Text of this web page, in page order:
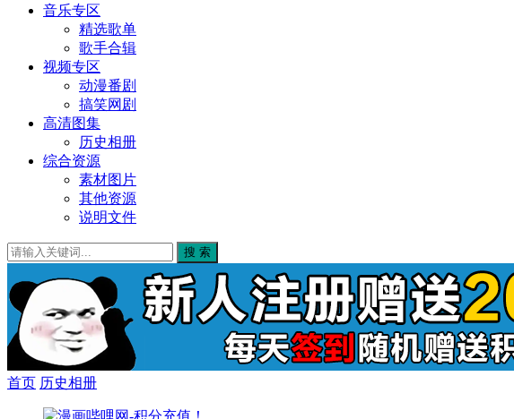
音乐专区
精选歌单
歌手合辑
视频专区
动漫番剧
搞笑网剧
高清图集
历史相册
综合资源
素材图片
其他资源
说明文件
搜 索
首页 历史相册